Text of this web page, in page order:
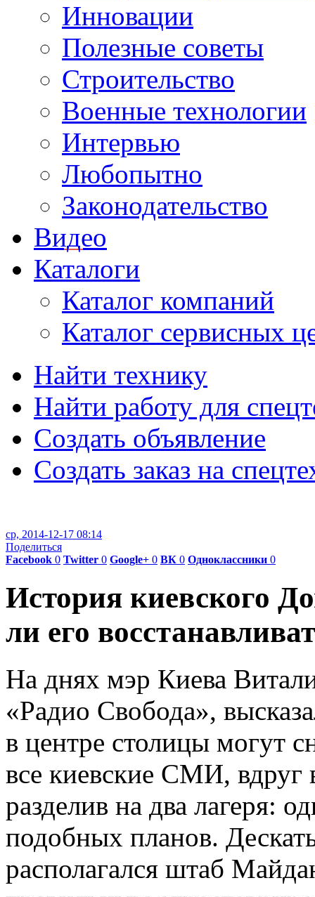
Инновации
Полезные советы
Строительство
Военные технологии
Интервью
Любопытно
Законодательство
Видео
Каталоги
Каталог компаний
Каталог сервисных
Найти технику
Найти работу для
Создать объявление
Создать заказ на
ср, 2014-12-17 08:14
Поделиться
Facebook 0 Twitter 0 Google+ 0 ВК 0 Одноклассники 0
История киевского
ли его
На днях мэр Киева
«Радио Свобода»,
в центре столицы могут
все киевские СМИ, вдруг
разделив на два лагеря:
подобных планов.
располагался штаб